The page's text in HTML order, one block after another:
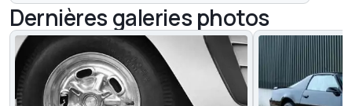
Dernières galeries photos